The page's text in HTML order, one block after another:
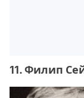
11. Филип